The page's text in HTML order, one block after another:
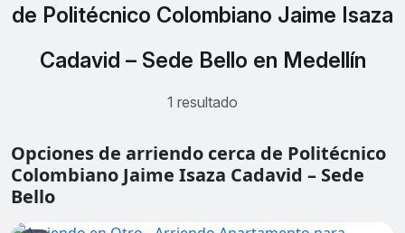
de Politécnico Colombiano Jaime Isaza
Cadavid – Sede Bello en Medellín
1 resultado
Opciones de arriendo cerca de Politécnico
Colombiano Jaime Isaza Cadavid – Sede
Bello